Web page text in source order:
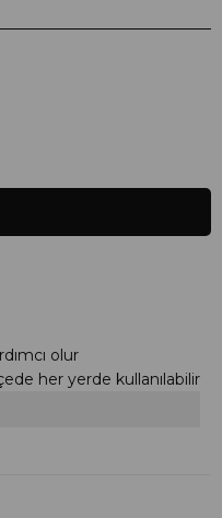
olur
her yerde kullanılabilir